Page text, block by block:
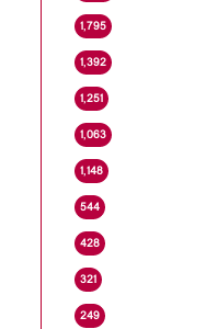
1٬795
1٬392
1٬251
1٬063
1٬148
544
428
321
249